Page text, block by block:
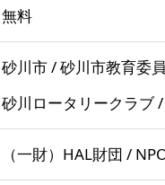
無料
砂川市 / 砂川市教育委
砂川ロータリークラブ
（一財）HAL財団 /